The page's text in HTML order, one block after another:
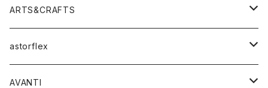
シャツ・ブラウス
パンツ
スカート
ワンピース・オールインワン
バッグ
シューズ
アウター
コート
ジャケット
トップス
ベスト
ワンピース
ARTS&CRAFTS
アクセサリー
ウォレット
astorflex
グッズ
AVANTI